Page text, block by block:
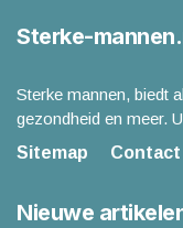
Sterke-
Sterke mannen, biedt
gezondheid en meer.
Sitemap
Contact
Nieuwe